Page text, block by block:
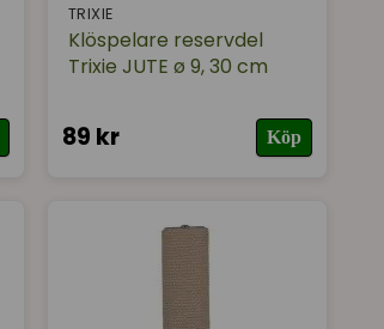
TRIXIE
Klöspelare reservdel
Trixie JUTE ø 9, 30 cm
89 kr Köp